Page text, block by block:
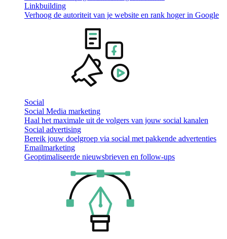
Linkbuilding
Verhoog de autoriteit van je website en rank hoger in Google
Social
Social Media marketing
Haal het maximale uit de volgers van jouw social kanalen
Social advertising
Bereik jouw doelgroep via social met pakkende advertenties
Emailmarketing
Geoptimaliseerde nieuwsbrieven en follow-ups